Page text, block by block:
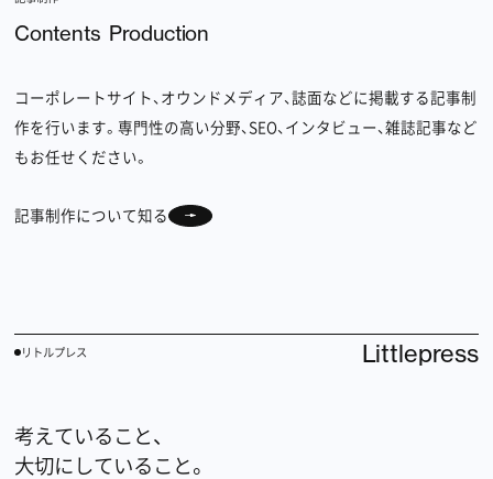
Contents Production
コーポレートサイト、オウンドメディア、誌面などに掲載する記事制
作を行います。専門性の高い分野、SEO、インタビュー、雑誌記事など
もお任せください。
記事制作について知る
リトルプレス Littlepress
考えていること、
大切にしていること。